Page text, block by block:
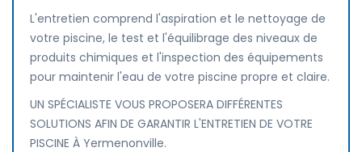
L'entretien comprend l'aspiration et le nettoyage de
votre piscine, le test et l'équilibrage des niveaux de
produits chimiques et l'inspection des équipements
pour maintenir l'eau de votre piscine propre et claire.
UN SPÉCIALISTE VOUS PROPOSERA DIFFÉRENTES
SOLUTIONS AFIN DE GARANTIR L'ENTRETIEN DE VOTRE
PISCINE À Yermenonville.